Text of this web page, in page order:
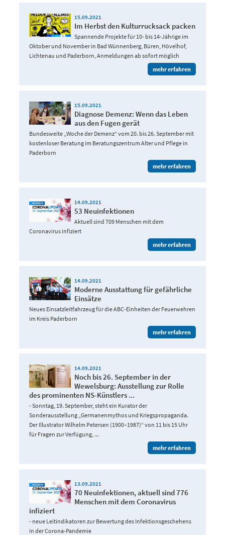
15.09.2021
Im Herbst den Kulturrucksack packen
Spannende Projekte für 10- bis 14-Jährige im
Oktober und November in Bad Wünnenberg, Büren, Hövelhof,
Lichtenau und Paderborn, Anmeldungen ab sofort möglich
mehr erfahren
15.09.2021
Diagnose Demenz: Wenn das Leben
aus den Fugen gerät
Bundesweite „Woche der Demenz“ vom 20. bis 26. September mit
kostenloser Beratung im Beratungszentrum Alter und Pflege in
Paderborn
mehr erfahren
14.09.2021
53 Neuinfektionen
Aktuell sind 709 Menschen mit dem
Coronavirus infiziert
mehr erfahren
14.09.2021
Moderne Ausstattung für gefährliche
Einsätze
Neues Einsatzleitfahrzeug für die ABC-Einheiten der Feuerwehren
im Kreis Paderborn
mehr erfahren
14.09.2021
Noch bis 26. September in der
Wewelsburg: Ausstellung zur Rolle
des prominenten NS-Künstlers ...
- Sonntag, 19. September, steht ein Kurator der
Sonderausstellung „Germanenmythos und Kriegspropaganda.
Der Illustrator Wilhelm Petersen (1900–1987)“ von 11 bis 15 Uhr
für Fragen zur Verfügung, ...
mehr erfahren
13.09.2021
70 Neuinfektionen, aktuell sind 776
Menschen mit dem Coronavirus
infiziert
- neue Leitindikatoren zur Bewertung des Infektionsgeschehens
in der Corona-Pandemie